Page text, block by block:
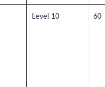
Level 10 60